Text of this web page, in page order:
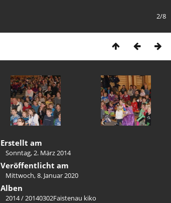
2/8
Erstellt am
Sonntag, 2. März 2014
Veröffentlicht am
Mittwoch, 8. Januar 2020
Alben
2014/20140302Faistenau kiko